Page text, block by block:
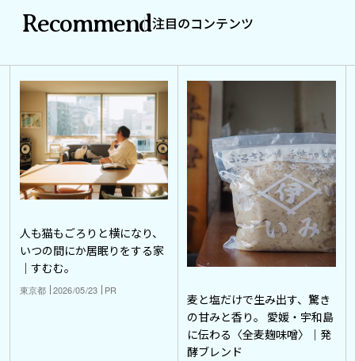
Recommend注目のコンテンツ
人も猫もごろりと横になり、
いつの間にか居眠りをする家
｜すむむ。
東京都 2026/05/23 PR
麦と塩だけで生み出す、驚き
の甘みと香り。 愛媛・宇和島
に伝わる〈全麦麹味噌〉｜発
酵ブレンド